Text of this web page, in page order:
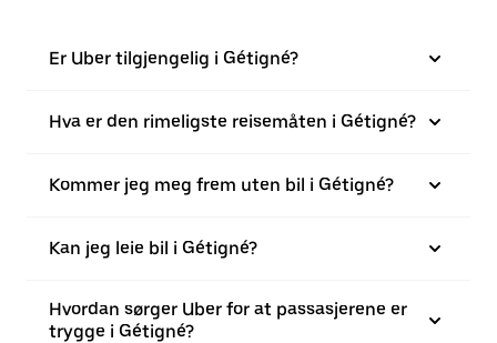
Er Uber tilgjengelig i Gétigné?
Hva er den rimeligste reisemåten i Gétigné?
Kommer jeg meg frem uten bil i Gétigné?
Kan jeg leie bil i Gétigné?
Hvordan sørger Uber for at passasjerene er
trygge i Gétigné?